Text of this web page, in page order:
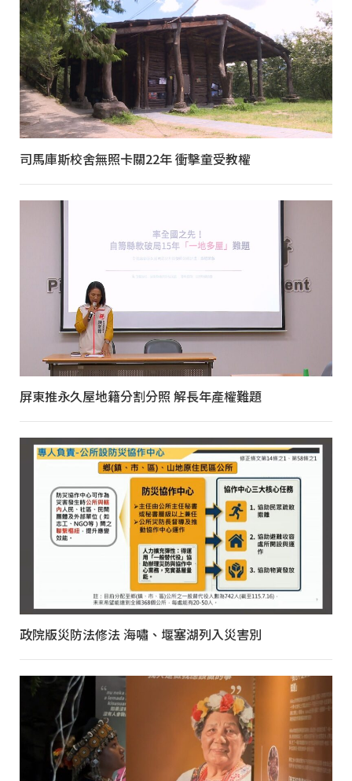
司馬庫斯校舍無照卡關22年 衝擊童受教權
屏東推永久屋地籍分割分照 解長年產權難題
政院版災防法修法 海嘯、堰塞湖列入災害別